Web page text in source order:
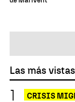
Las más vistas
CRISIS